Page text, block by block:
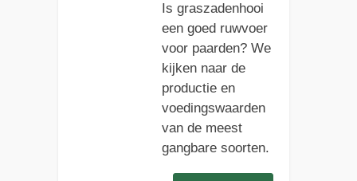
Is graszadenhooi
een goed ruwvoer
voor paarden? We
kijken naar de
productie en
voedingswaarden
van de meest
gangbare soorten.